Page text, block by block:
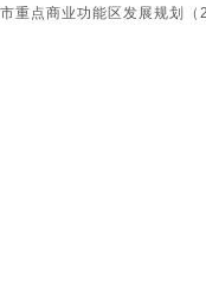
市重点商业功能区发展规划（